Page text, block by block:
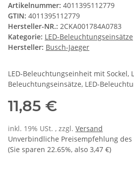
Artikelnummer: 4011395112779
GTIN: 4011395112779
Hersteller-NR.: 2CKA001784A0783
Kategorie: LED-Beleuchtungseinsätze
Hersteller: Busch-Jaeger
LED-Beleuchtungseinheit mit Sockel,
Beleuchtungseinsätze, LED-
11,85 €
inkl. 19% USt. , zzgl. Versand
Unverbindliche Preisempfehlung des
(Sie sparen 22.65%, also 3,47 €)